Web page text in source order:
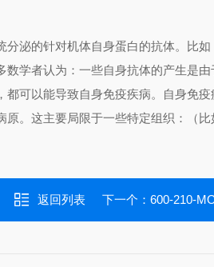
泌的针对机体自身蛋白的抗体。比
学者认为：一些自身抗体的产生是
可以能导致自身免疫疾病。自身免
。这主要局限于一些特定组织：（
返回列表 下一个： 600-210-MOGRabbit Anti-